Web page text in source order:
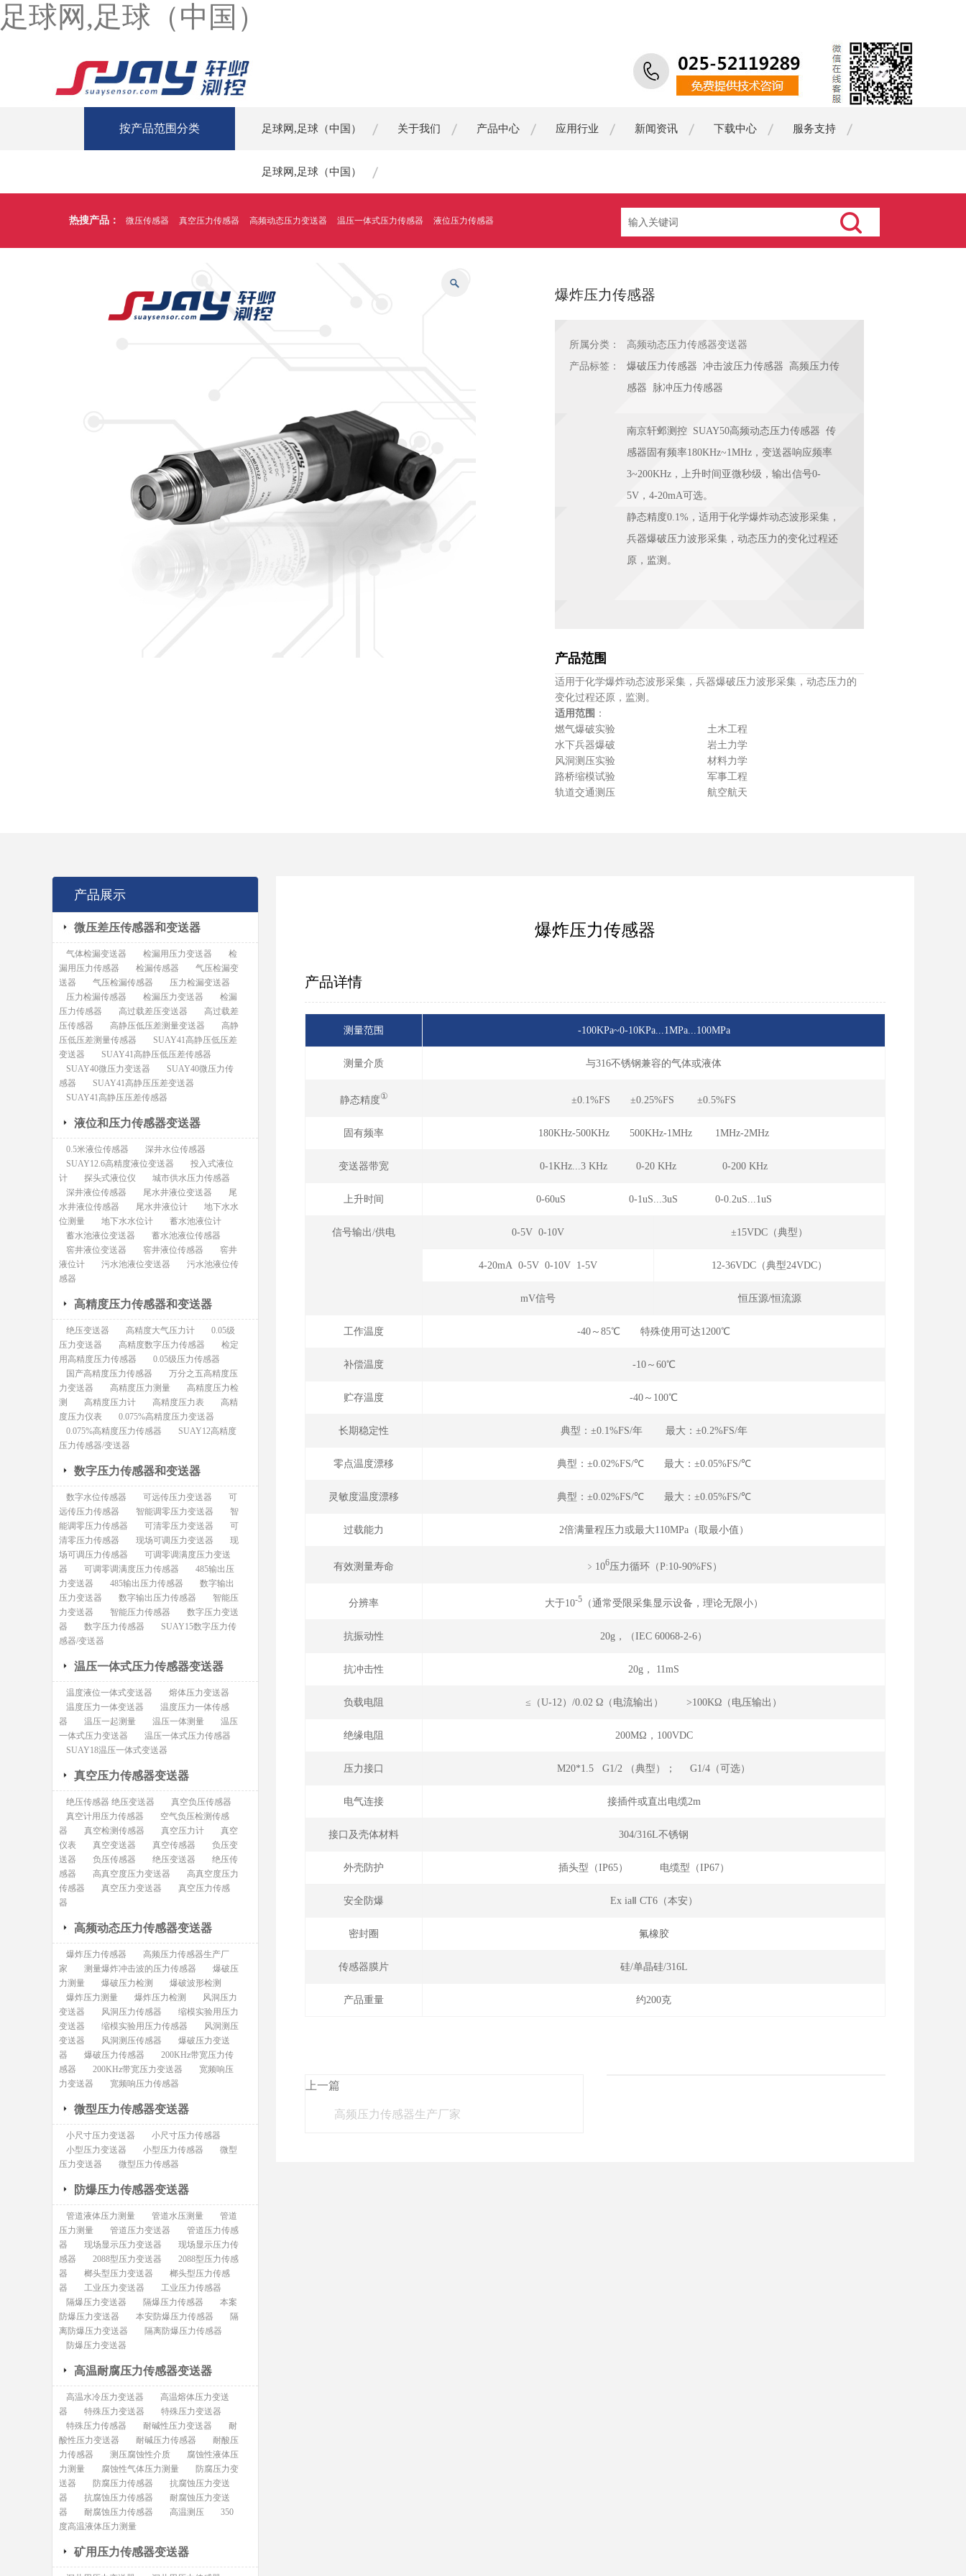
足球网,足球（中国）
按产品范围分类 足球网,足球（中国） 关于我们 产品中心 应用行业 新闻资讯 下载中心 服务支持
足球网,足球（中国）
热搜产品： 微压传感器 真空压力传感器 高频动态压力变送器 温压一体式压力传感器 液位压力传感器
爆炸压力传感器
所属分类：
高频动态压力传感器变送器
产品标签：
爆破压力传感器 冲击波压力传感器 高频压力传
感器 脉冲压力传感器
南京轩邺测控 SUAY50高频动态压力传感器 传
感器固有频率180KHz~1MHz，变送器响应频率
3~200KHz，上升时间亚微秒级，输出信号0-
5V，4-20mA可选。
静态精度0.1%，适用于化学爆炸动态波形采集，
兵器爆破压力波形采集，动态压力的变化过程还
原，监测。
产品范围
适用于化学爆炸动态波形采集，兵器爆破压力波形采集，动态压力的
变化过程还原，监测。
适用范围 ：
燃气爆破实验 土木工程
水下兵器爆破 岩土力学
风洞测压实验 材料力学
路桥缩模试验 军事工程
轨道交通测压 航空航天
爆炸压力传感器
产品详情
测量范围 -100KPa~0-10KPa...1MPa...100MPa
测量介质 与316不锈钢兼容的气体或液体
静态精度① ±0.1%FS ±0.25%FS ±0.5%FS
固有频率 180KHz-500KHz 500KHz-1MHz 1MHz-2MHz
变送器带宽 0-1KHz...3 KHz 0-20 KHz 0-200 KHz
上升时间 0-60uS 0-1uS...3uS 0-0.2uS...1uS
信号输出/供电 0-5V 0-10V ±15VDC（典型）
4-20mA 0-5V 0-10V 1-5V 12-36VDC（典型24VDC）
mV信号 恒压源/恒流源
工作温度 -40～85℃ 特殊使用可达1200℃
补偿温度 -10～60℃
贮存温度 -40～100℃
长期稳定性 典型：±0.1%FS/年 最大：±0.2%FS/年
零点温度漂移 典型：±0.02%FS/℃ 最大：±0.05%FS/℃
灵敏度温度漂移 典型：±0.02%FS/℃ 最大：±0.05%FS/℃
过载能力 2倍满量程压力或最大110MPa（取最小值）
有效测量寿命 ﹥106压力循环（P:10-90%FS）
分辨率 大于10-5（通常受限采集显示设备，理论无限小）
抗振动性 20g，（IEC 60068-2-6）
抗冲击性 20g， 11mS
负载电阻 ≤（U-12）/0.02 Ω（电流输出） >100KΩ（电压输出）
绝缘电阻 200MΩ，100VDC
压力接口 M20*1.5 G1/2 （典型）； G1/4（可选）
电气连接 接插件或直出电缆2m
接口及壳体材料 304/316L不锈钢
外壳防护 插头型（IP65） 电缆型（IP67）
安全防爆 Ex iaⅡ CT6（本安）
密封圈 氟橡胶
传感器膜片 硅/单晶硅/316L
产品重量 约200克
上一篇
高频压力传感器生产厂家
产品展示
微压差压传感器和变送器
气体检漏变送器 检漏用压力变送器
检
漏用压力传感器
检漏传感器
气压检漏变
送器
气压检漏传感器
压力检漏变送器
压力检漏传感器
检漏压力变送器
检漏
压力传感器
高过载差压变送器
高过载差
压传感器
高静压低压差测量变送器
高静
压低压差测量传感器
SUAY41高静压低压差
变送器
SUAY41高静压低压差传感器
SUAY40微压力变送器
SUAY40微压力传
感器
SUAY41高静压压差变送器
SUAY41高静压压差传感器
液位和压力传感器变送器
0.5米液位传感器
深井水位传感器
SUAY12.6高精度液位变送器
投入式液位
计
探头式液位仪
城市供水压力传感器
深井液位传感器
尾水井液位变送器
尾
水井液位传感器
尾水井液位计
地下水水
位测量
地下水水位计
蓄水池液位计
蓄水池液位变送器
蓄水池液位传感器
窖井液位变送器
窖井液位传感器
窖井
液位计
污水池液位变送器
污水池液位传
感器
高精度压力传感器和变送器
绝压变送器 高精度大气压力计
0.05级
压力变送器
高精度数字压力传感器
检定
用高精度压力传感器
0.05级压力传感器
国产高精度压力传感器
万分之五高精度压
力变送器
高精度压力测量
高精度压力检
测
高精度压力计 高精度压力表
高精
度压力仪表
0.075%高精度压力变送器
0.075%高精度压力传感器
SUAY12高精度
压力传感器/变送器
数字压力传感器和变送器
数字水位传感器 可远传压力变送器
可
远传压力传感器
智能调零压力变送器
智
能调零压力传感器
可清零压力变送器
可
清零压力传感器
现场可调压力变送器
现
场可调压力传感器
可调零调满度压力变送
器
可调零调满度压力传感器
485输出压
力变送器
485输出压力传感器
数字输出
压力变送器
数字输出压力传感器
智能压
力变送器
智能压力传感器
数字压力变送
器
数字压力传感器
SUAY15数字压力传
感器/变送器
温压一体式压力传感器变送器
温度液位一体式变送器
熔体压力变送器
温度压力一体变送器
温度压力一体传感
器
温压一起测量 温压一体测量
温压
一体式压力变送器
温压一体式压力传感器
SUAY18温压一体式变送器
真空压力传感器变送器
绝压传感器 绝压变送器
真空负压传感器
真空计用压力传感器
空气负压检测传感
器
真空检测传感器 真空压力计
真空
仪表
真空变送器 真空传感器
负压变
送器
负压传感器 绝压变送器
绝压传
感器
高真空度压力变送器
高真空度压力
传感器
真空压力变送器
真空压力传感
器
高频动态压力传感器变送器
爆炸压力传感器
高频压力传感器生产厂
家
测量爆炸冲击波的压力传感器
爆破压
力测量
爆破压力检测
爆破波形检测
爆炸压力测量
爆炸压力检测
风洞压力
变送器
风洞压力传感器
缩模实验用压力
变送器
缩模实验用压力传感器
风洞测压
变送器
风洞测压传感器
爆破压力变送
器
爆破压力传感器
200KHz带宽压力传
感器
200KHz带宽压力变送器
宽频响压
力变送器
宽频响压力传感器
微型压力传感器变送器
小尺寸压力变送器
小尺寸压力传感器
小型压力变送器
小型压力传感器
微型
压力变送器
微型压力传感器
防爆压力传感器变送器
管道液体压力测量 管道水压测量
管道
压力测量
管道压力变送器
管道压力传感
器
现场显示压力变送器
现场显示压力传
感器
2088型压力变送器
2088型压力传感
器
榔头型压力变送器
榔头型压力传感
器
工业压力变送器
工业压力传感器
隔爆压力变送器
隔爆压力传感器
本案
防爆压力变送器
本安防爆压力传感器
隔
离防爆压力变送器
隔离防爆压力传感器
防爆压力变送器
高温耐腐压力传感器变送器
高温水冷压力变送器
高温熔体压力变送
器
特殊压力变送器
特殊压力变送器
特殊压力传感器
耐碱性压力变送器
耐
酸性压力变送器
耐碱压力传感器
耐酸压
力传感器
测压腐蚀性介质
腐蚀性液体压
力测量
腐蚀性气体压力测量
防腐压力变
送器
防腐压力传感器
抗腐蚀压力变送
器
抗腐蚀压力传感器
耐腐蚀压力变送
器
耐腐蚀压力传感器 高温测压
350
度高温液体压力测量
矿用压力传感器变送器